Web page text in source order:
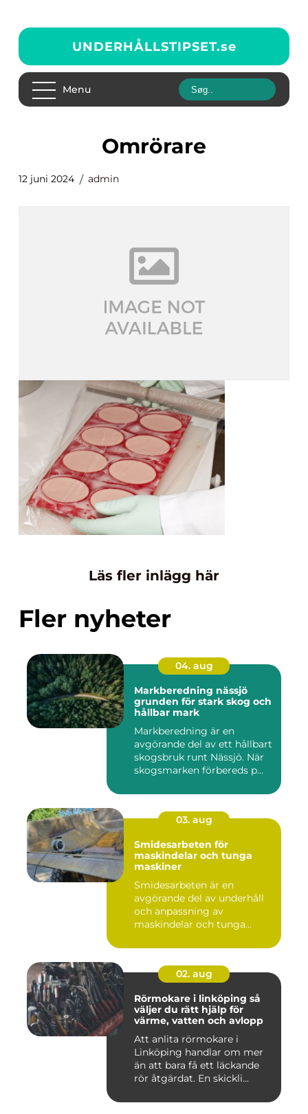
UNDERHÅLLSTIPSET.se
Menu
omrörare
12 juni 2024 admin
Läs fler inlägg här
Fler nyheter
04. aug
Markberedning nässjö
grunden för stark skog och
hållbar mark
Markberedning är en
avgörande del av ett hållbart
skogsbruk runt Nässjö. När
skogsmarken förbereds p...
03. aug
Smidesarbeten för
maskindelar och tunga
maskiner
Smidesarbeten är en
avgörande del av underhåll
och anpassning av
maskindelar och tunga
02. aug
Rörmokare i linköping så
väljer du rätt hjälp för
värme, vatten och avlopp
Att anlita rörmokare i
Linköping handlar om mer
än att bara få ett läckande
rör åtgärdat. En skickli...